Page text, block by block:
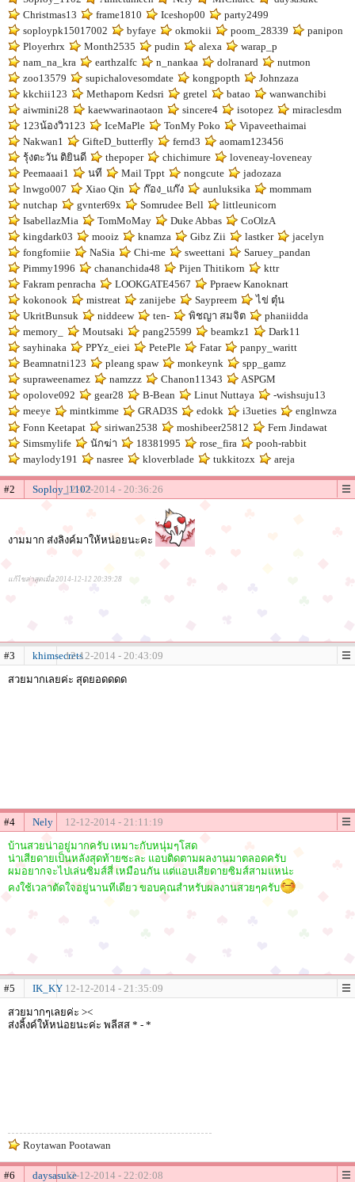
Christmas13
frame1810 Iceshop00
party2499
soploypk15017002
byfaye okmokii poom_28339
panipon
Ployerhrx
Month2535 pudin alexa
warap_p
nam_na_kra
earthzalfc n_nankaa dolranard
nutmon
zoo13579
supichalovesomdate kongpopth
Johnzaza
kkchii123
Methaporn Kedsri gretel batao
wanwanchibi
aiwmini28
kaewwarinaotaon sincere4 isotopez
miraclesdm
123น้องวิว123
IceMaPle TonMy Poko
Vipaveethaimai
Nakwan1
GifteD_butterfly fernd3
aomam123456
รุ้งตะวัน ติยินดี
thepoper chichimure
loveneay-loveneay
Peemaaai1
นที Mail Tppt nongcute
jadozaza
lnwgo007
Xiao Qin ก๊อง_แก๊ง aunluksika
mommam
nutchap
gvnter69x Somrudee Bell
littleunicorn
IsabellazMia
TomMoMay Duke Abbas
CoOlzA
kingdark03
mooiz knamza Gibz Zii lastker
jacelyn
fongfomiie
NaSia Chi-me sweettani
Saruey_pandan
Pimmy1996
chananchida48 Pijen Thitikorn
kttr
Fakram penracha
LOOKGATE4567
Ppraew Kanoknart
kokonook
mistreat zanijebe Saypreem
ไข่ ตุ๋น
UkritBunsuk
niddeew ten- พิชญา สมจิต
phaniidda
memory_
Moutsaki pang25599 beamkz1
Dark11
sayhinaka
PPYz_eiei PetePle Fatar
panpy_waritt
Beamnatni123
pleang spaw monkeynk
spp_gamz
supraweenamez
namzzz Chanon11343
ASPGM
opolove092
gear28 B-Bean Linut Nuttaya
-wishsuju13
meeye
mintkimme GRAD3S edokk i3ueties
englnwza
Fonn Keetapat
siriwan2538 moshibeer25812
Fern Jindawat
Simsmylife
นักฆ่า 18381995 rose_fira
pooh-rabbit
maylody191
nasree kloverblade tukkitozx areja
#2 Soploy_110212-12-2014 - 20:36:26
งามมาก ส่งลิงค์มาให้หน่อยนะคะ
แก้ไขล่าสุดเมื่อ 2014-12-12 20:39:28
#3 khimsecrets12-12-2014 - 20:43:09
สวยมากเลยค่ะ สุดยอดดดด
#4 Nely
12-12-2014 - 21:11:19
บ้านสวยน่าอยู่มากครับ เหมาะกับหนุ่มๆโสด
น่าเสียดายเป็นหลังสุดท้ายซะละ แอบติดตามผลงานมาตลอดครับ
ผมอยากจะไปเล่นซิมส์สี่ เหมือนกัน แต่แอบเสียดายซิมส์สามแหน่ะ
คงใช้เวลาตัดใจอยู่นานทีเดียว ขอบคุณสำหรับผลงานสวยๆครับ
#5 IK_KY 12-12-2014 - 21:35:09
สวยมากๆเลยค่ะ ><
ส่งลิ้งค์ให้หน่อยนะค่ะ พลีสส * - *
Roytawan Pootawan
#6 daysasuke12-12-2014 - 22:02:08